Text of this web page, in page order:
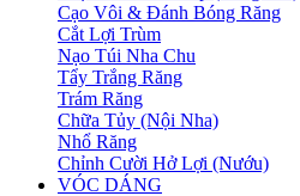
Cạo Vôi & Đánh Bóng Răng
Cắt Lợi Trùm
Nạo Túi Nha Chu
Tẩy Trắng Răng
Trám Răng
Chữa Tủy (Nội Nha)
Nhổ Răng
Chỉnh Cười Hở Lợi (Nướu)
VÓC DÁNG